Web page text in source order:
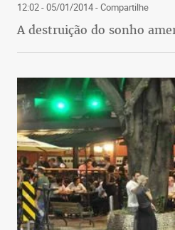
12:02 - 05/01/2014- Compartilhe
A destruição do sonho